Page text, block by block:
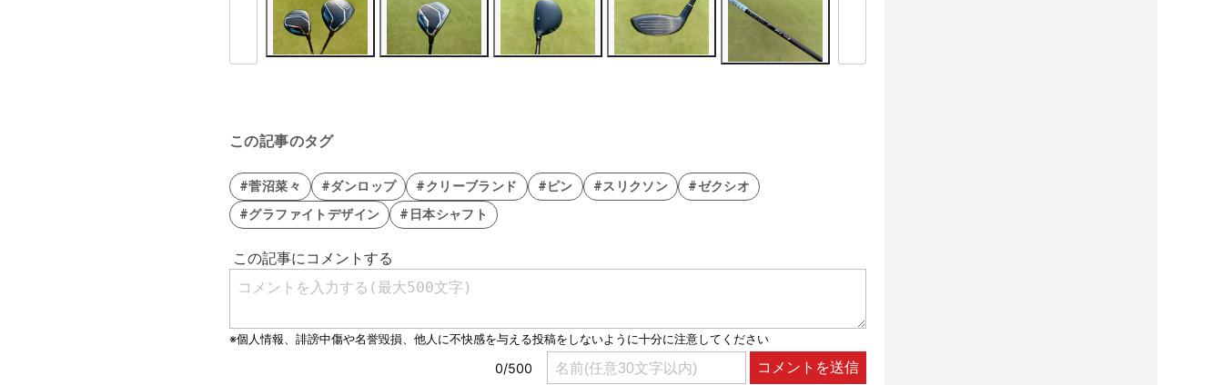
この記事のタグ
#菅沼菜々 #ダンロップ #クリーブランド #ピン #スリクソン
#ゼクシオ
#グラファイトデザイン
#日本シャフト